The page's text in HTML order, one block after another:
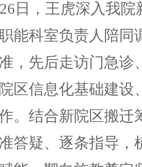
，王虎深入我院
能科室负责人陪
，先后走访门急诊
区信息化基础建设
。结合新院区搬
答疑、逐条指导，